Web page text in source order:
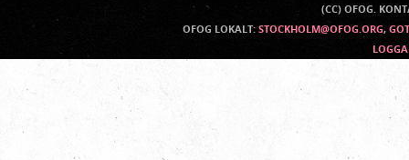
Kontaktinfo
(CC) OFOG.
OFOG LOKALT: STOCKHOLM@OFOG.ORG,